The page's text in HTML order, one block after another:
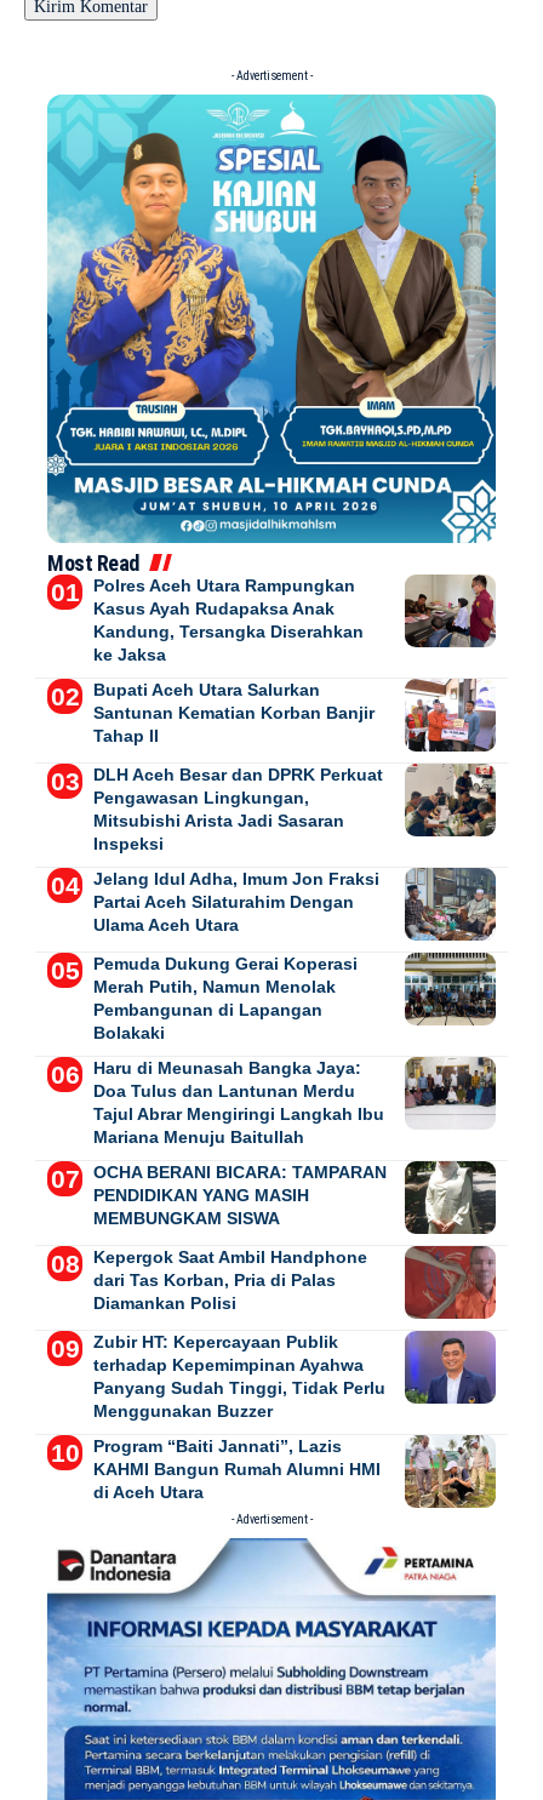
- Advertisement -
Most Read
Polres Aceh Utara Rampungkan
Kasus Ayah Rudapaksa Anak
Kandung, Tersangka Diserahkan
ke Jaksa
Bupati Aceh Utara Salurkan
Santunan Kematian Korban Banjir
Tahap II
DLH Aceh Besar dan DPRK Perkuat
Pengawasan Lingkungan,
Mitsubishi Arista Jadi Sasaran
Inspeksi
Jelang Idul Adha, Imum Jon Fraksi
Partai Aceh Silaturahim Dengan
Ulama Aceh Utara
Pemuda Dukung Gerai Koperasi
Merah Putih, Namun Menolak
Pembangunan di Lapangan
Bolakaki
Haru di Meunasah Bangka Jaya:
Doa Tulus dan Lantunan Merdu
Tajul Abrar Mengiringi Langkah Ibu
Mariana Menuju Baitullah
OCHA BERANI BICARA: TAMPARAN
PENDIDIKAN YANG MASIH
MEMBUNGKAM SISWA
Kepergok Saat Ambil Handphone
dari Tas Korban, Pria di Palas
Diamankan Polisi
Zubir HT: Kepercayaan Publik
terhadap Kepemimpinan Ayahwa
Panyang Sudah Tinggi, Tidak Perlu
Menggunakan Buzzer
Program “Baiti Jannati”, Lazis
KAHMI Bangun Rumah Alumni HMI
di Aceh Utara
- Advertisement -